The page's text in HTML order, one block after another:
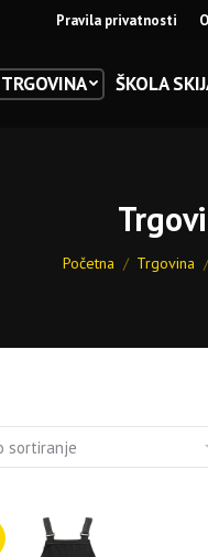
Pravila privatnosti
TRGOVINA ŠKOLA
You are
Početna Trgovina